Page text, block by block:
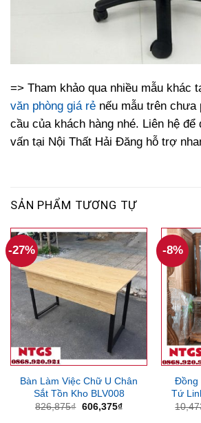
=> Tham khảo qua nhiều mẫu khác
văn phòng giá rẻ nếu mẫu trên
cầu của khách hàng nhé. Liên hệ
vấn tại Nội Thất Hải Đăng hỗ trợ
SẢN PHẨM TƯƠNG TỰ
-27%
Bàn Làm Việc Chữ U Chân
Sắt Tồn Kho BLV008
826,875₫ Giá
606,375₫Giá
-8%
Đồng
Tứ